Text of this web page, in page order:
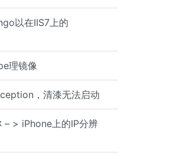
以在IIS7上的
理镜像
，清漆无法启动
> iPhone上的IP分辨